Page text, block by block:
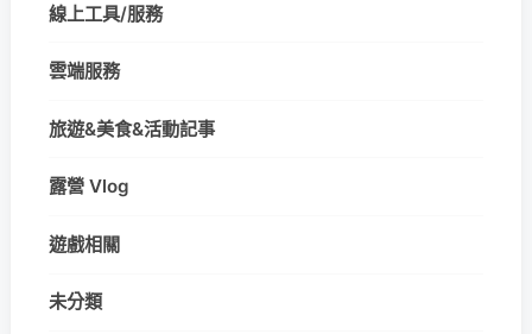
線上工具/服務
雲端服務
旅遊&美食&活動記事
露營 Vlog
遊戲相關
未分類